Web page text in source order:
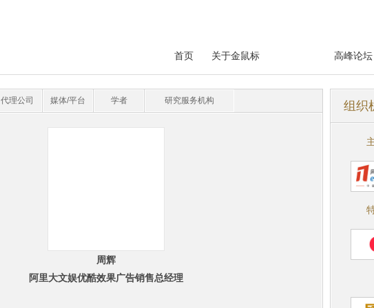
首页 关于金鼠标 高峰论坛
组织
代理公司 媒体/平台 学者 研究服务机构
周辉
阿里大文娱优酷效果广告销售总经理